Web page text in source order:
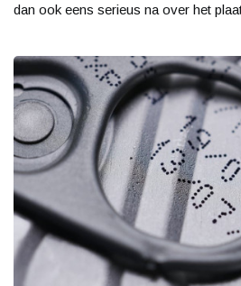
dan ook eens serieus na over het